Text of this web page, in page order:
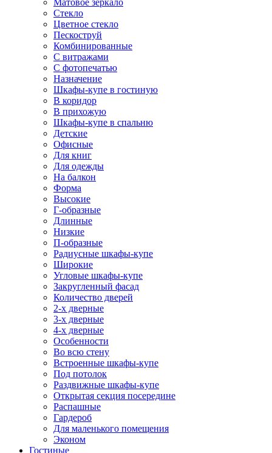
Матовое зеркало
Стекло
Цветное стекло
Пескоструй
Комбинированные
С витражами
С фотопечатью
Назначение
Шкафы-купе в гостиную
В коридор
В прихожую
Шкафы-купе в спальню
Детские
Офисные
Для книг
Для одежды
На балкон
Форма
Высокие
Г-образные
Длинные
Низкие
П-образные
Радиусные шкафы-купе
Широкие
Угловые шкафы-купе
Закругленный фасад
Количество дверей
2-х дверные
3-х дверные
4-х дверные
Особенности
Во всю стену
Встроенные шкафы-купе
Под потолок
Раздвижные шкафы-купе
Открытая секция посередине
Распашные
Гардероб
Для маленького помещения
Эконом
Гостиные